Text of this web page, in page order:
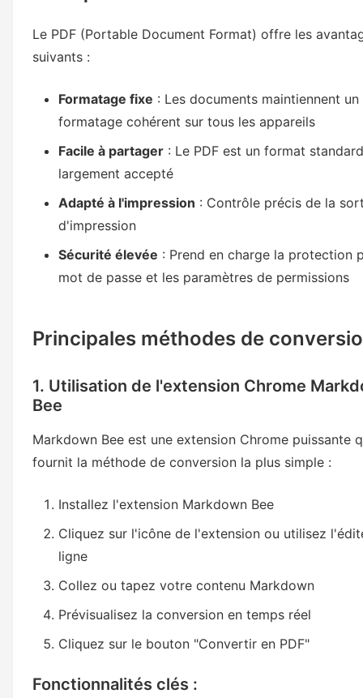
Le PDF (Portable Document Format) offre les
suivants :
Formatage fixe : Les documents maintiennent un
formatage cohérent sur tous les appareils
Facile à partager : Le PDF est un format standard
largement accepté
Adapté à l'impression : Contrôle précis de la
d'impression
Sécurité élevée : Prend en charge la protection
mot de passe et les paramètres de permissions
Principales méthodes de
1. Utilisation de l'extension Chrome
Bee
Markdown Bee est une extension Chrome puissante
fournit la méthode de conversion la plus simple :
Installez l'extension Markdown Bee
Cliquez sur l'icône de l'extension ou utilisez
ligne
Collez ou tapez votre contenu Markdown
Prévisualisez la conversion en temps réel
Cliquez sur le bouton "Convertir en PDF"
Fonctionnalités clés :